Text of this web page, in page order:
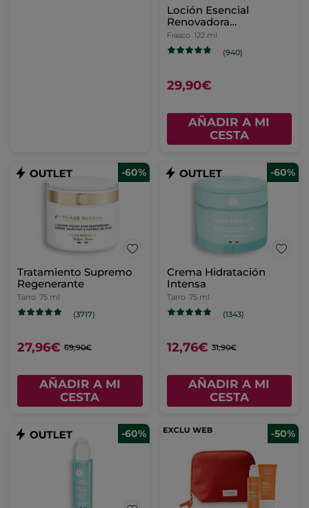
Loción Esencial
Renovadora
Luminosidad
Frasco 122 ml
(940)
29,90€
AÑADIR A MI
CESTA
-60%
Tratamiento Supremo
Regenerante
Tarro 75 ml
(3717)
27,96€ 69,90€
AÑADIR A MI
CESTA
-60%
Crema Hidratación
Intensa
Tarro 75 ml
(1343)
12,76€ 31,90€
AÑADIR A MI
CESTA
-60% -50%